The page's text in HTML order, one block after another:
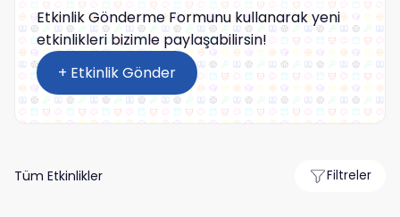
Etkinlik Gönderme Formunu kullanarak yeni
etkinlikleri bizimle paylaşabilirsin!
+ Etkinlik Gönder
Tüm Etkinlikler Filtreler